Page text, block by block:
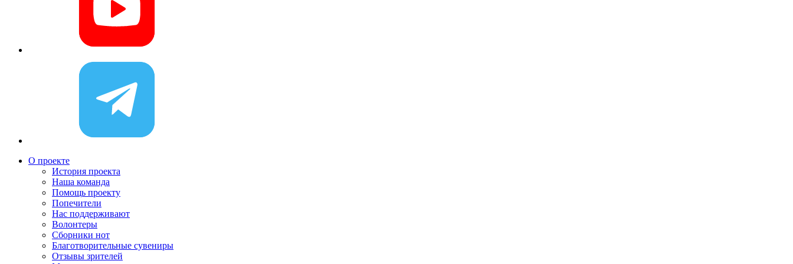
О проекте
История проекта
Наша команда
Помощь проекту
Попечители
Нас поддерживают
Волонтеры
Сборники нот
Благотворительные сувениры
Отзывы зрителей